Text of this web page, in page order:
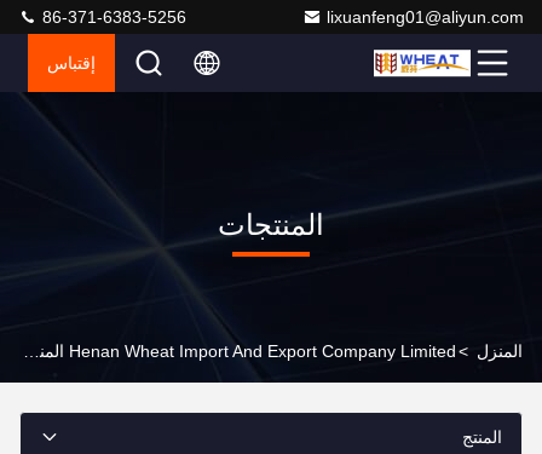
lixuanfeng01@aliyun.com
86-371-6383-5256
إقتباس
المنتجات
المنزل >
المنتج